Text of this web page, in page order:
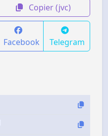
Copier (jvc)
Facebook Telegram